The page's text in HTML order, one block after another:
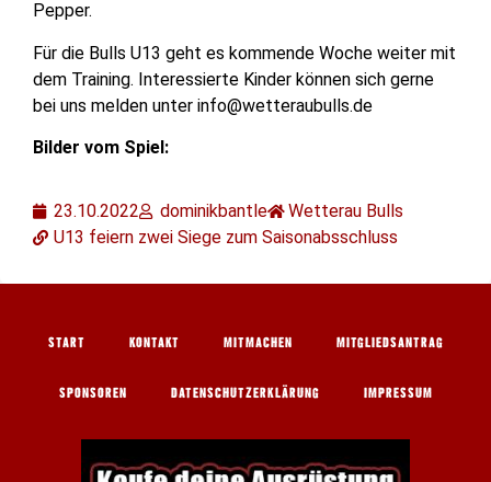
Pepper.
Für die Bulls U13 geht es kommende Woche weiter mit
dem Training. Interessierte Kinder können sich gerne
bei uns melden unter info@wetteraubulls.de
Bilder vom Spiel:
23.10.2022 dominikbantle
Wetterau Bulls
U13 feiern zwei Siege zum Saisonabsschluss
START KONTAKT MITMACHEN MITGLIEDSANTRAG
SPONSOREN DATENSCHUTZERKLÄRUNG IMPRESSUM